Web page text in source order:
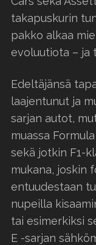
takapuskurin
pakko alkaa
evoluutiota – ja
Edeltäjänsä
laajentunut ja
sarjan autot,
muassa
sekä jotkin F1-
mukana, joskin
entuudestaan
nupeilla
tai esimerkiksi
E -sarjan